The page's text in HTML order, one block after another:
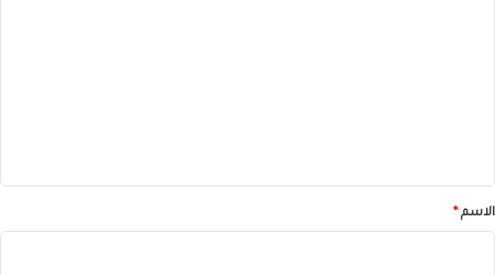
*الاسم *